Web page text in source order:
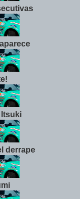
Itsuki
derrape